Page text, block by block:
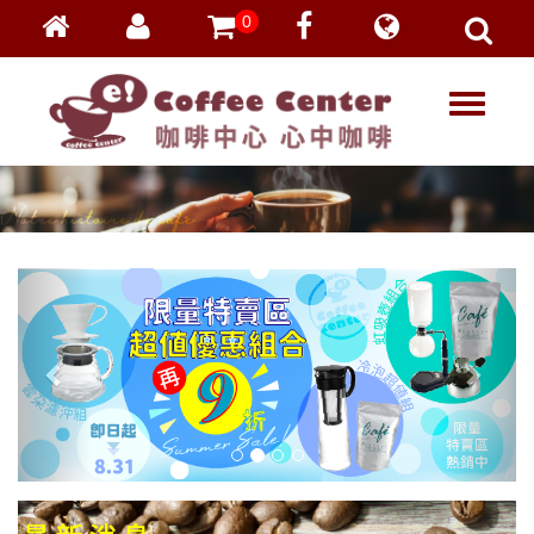
會員登入
忘記密碼
加入會員
VIP登入
VIP申請
0
T
l
e
a
v
i
g
a
t
i
o
n